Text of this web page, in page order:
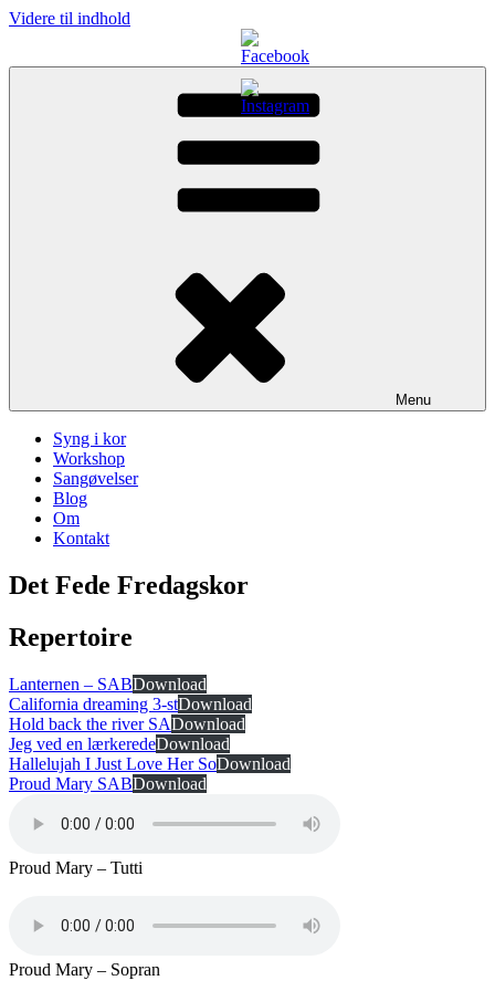
Videre til indhold
Menu
Syng i kor
Workshop
Sangøvelser
Blog
Om
Kontakt
Det Fede Fredagskor
Repertoire
Lanternen – SABDownload
California dreaming 3-stDownload
Hold back the river SADownload
Jeg ved en lærkeredeDownload
Hallelujah I Just Love Her SoDownload
Proud Mary SABDownload
Proud Mary – Tutti
Proud Mary – Sopran